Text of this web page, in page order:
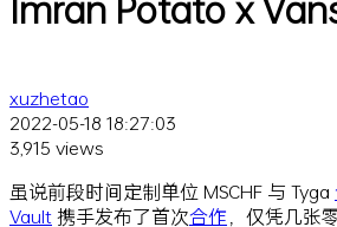
xuzhetao
2022-05-18 18:27:03
3,915 views
虽说前段时间定制单位 MSCHF 与 Tyga
Vault携手发布了首次合作 ，仅凭几张